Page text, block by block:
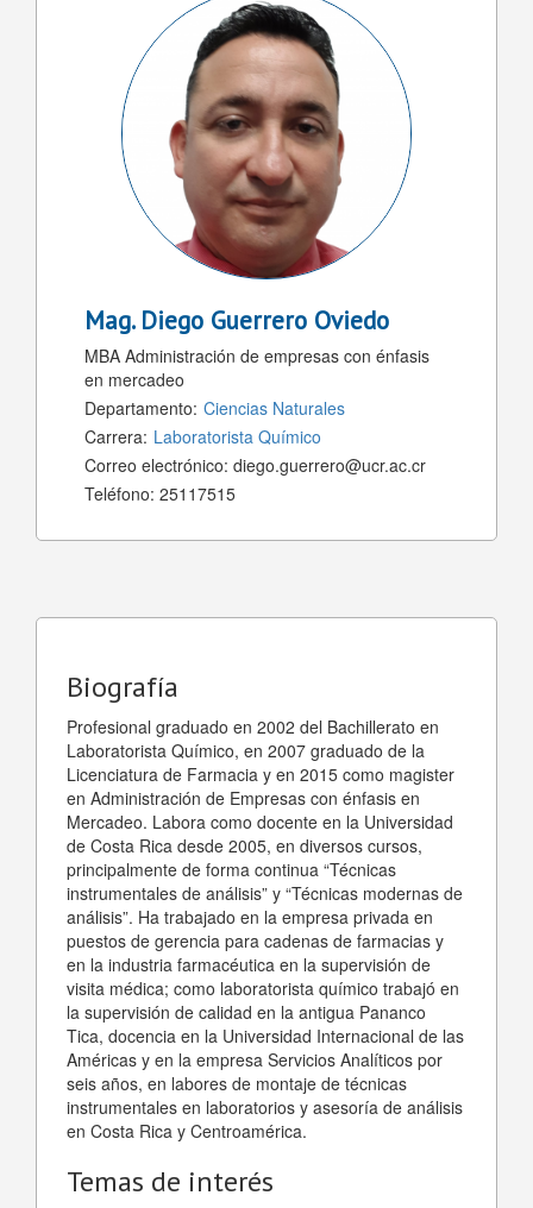
Mag. Diego Guerrero Oviedo
MBA Administración de empresas con énfasis
en mercadeo
Departamento: Ciencias Naturales
Carrera: Laboratorista Químico
Correo electrónico: diego.guerrero@ucr.ac.cr
Teléfono: 25117515
Biografía
Profesional graduado en 2002 del Bachillerato en
Laboratorista Químico, en 2007 graduado de la
Licenciatura de Farmacia y en 2015 como magister
en Administración de Empresas con énfasis en
Mercadeo. Labora como docente en la Universidad
de Costa Rica desde 2005, en diversos cursos,
principalmente de forma continua “Técnicas
instrumentales de análisis” y “Técnicas modernas de
análisis”. Ha trabajado en la empresa privada en
puestos de gerencia para cadenas de farmacias y
en la industria farmacéutica en la supervisión de
visita médica; como laboratorista químico trabajó en
la supervisión de calidad en la antigua Pananco
Tica, docencia en la Universidad Internacional de las
Américas y en la empresa Servicios Analíticos por
seis años, en labores de montaje de técnicas
instrumentales en laboratorios y asesoría de análisis
en Costa Rica y Centroamérica.
Temas de interés